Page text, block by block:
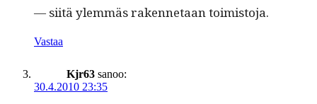
— siitä ylem­mäs raken­netaan toimistoja.
Vastaa
Kjr63 sanoo:
30.4.2010 23:35